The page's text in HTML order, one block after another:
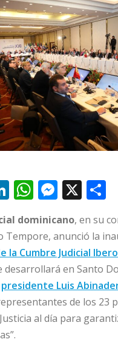
Li
n
k
e
dI
n
W
h
at
s
A
p
p
M
ss
e
n
g
e
r
X
p
r
dominicano, en su
Tempore, anunció la
la Cumbre Judicial
desarrollará en Santo
presidente Luis
de los 23
al día para